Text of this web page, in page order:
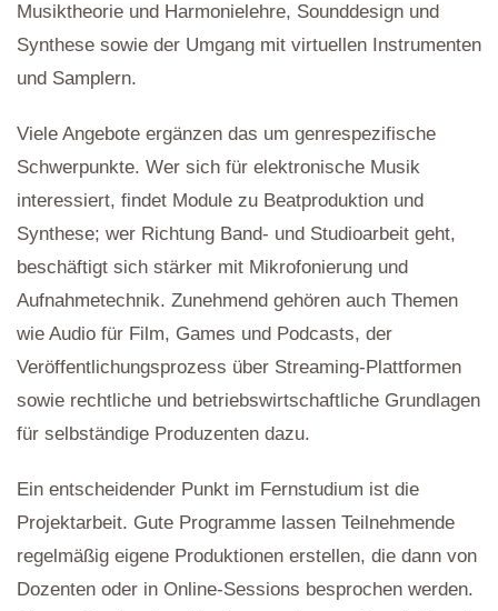
Musiktheorie und Harmonielehre, Sounddesign und
Synthese sowie der Umgang mit virtuellen Instrumenten
und Samplern.
Viele Angebote ergänzen das um genrespezifische
Schwerpunkte. Wer sich für elektronische Musik
interessiert, findet Module zu Beatproduktion und
Synthese; wer Richtung Band- und Studioarbeit geht,
beschäftigt sich stärker mit Mikrofonierung und
Aufnahmetechnik. Zunehmend gehören auch Themen
wie Audio für Film, Games und Podcasts, der
Veröffentlichungsprozess über Streaming-Plattformen
sowie rechtliche und betriebswirtschaftliche Grundlagen
für selbständige Produzenten dazu.
Ein entscheidender Punkt im Fernstudium ist die
Projektarbeit. Gute Programme lassen Teilnehmende
regelmäßig eigene Produktionen erstellen, die dann von
Dozenten oder in Online-Sessions besprochen werden.